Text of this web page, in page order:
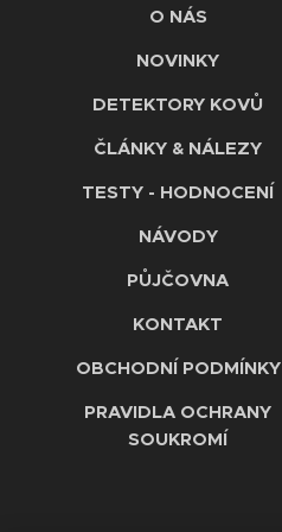
O NÁS
NOVINKY
DETEKTORY KOVŮ
ČLÁNKY & NÁLEZY
TESTY - HODNOCENÍ
NÁVODY
PŮJČOVNA
KONTAKT
OBCHODNÍ PODMÍNKY
PRAVIDLA OCHRANY
SOUKROMÍ